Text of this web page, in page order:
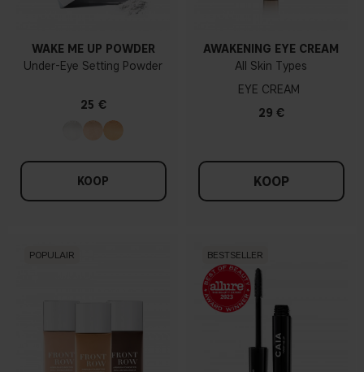
WAKE ME UP POWDER
Under-Eye Setting Powder
25 €
KOOP
AWAKENING EYE CREAM
All Skin Types
EYE CREAM
29 €
KOOP
POPULAIR BESTSELLER